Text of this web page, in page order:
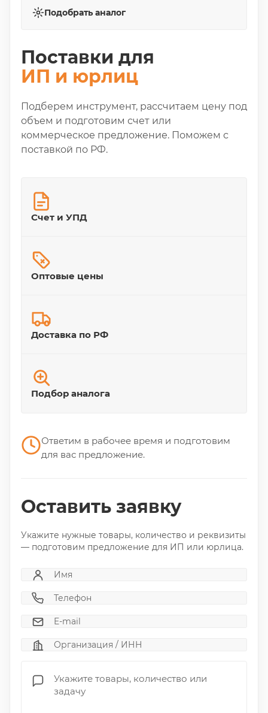
Подобрать аналог
Поставки для
ИП и юрлиц
Подберем инструмент, рассчитаем цену под
объем и подготовим счет или
коммерческое предложение. Поможем с
поставкой по РФ.
Счет и УПД
Оптовые цены
Доставка по РФ
Подбор аналога
Ответим в рабочее время и подготовим
для вас предложение.
Оставить заявку
Укажите нужные товары, количество и реквизиты
— подготовим предложение для ИП или юрлица.